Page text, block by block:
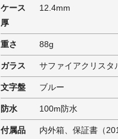
ケース
厚
12.4mm
重さ 88g
ガラス サファイアクリスタ
文字盤 ブルー
防水 100m防水
付属品
内外箱、保証書（